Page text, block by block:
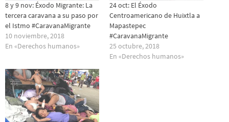
8 y 9 nov: Éxodo Migrante: La
tercera caravana a su paso por
el Istmo #CaravanaMigrante
10 noviembre, 2018
En «Derechos humanos»
24 oct: El Éxodo
Centroamericano de Huixtla a
Mapastepec
#CaravanaMigrante
25 octubre, 2018
En «Derechos humanos»